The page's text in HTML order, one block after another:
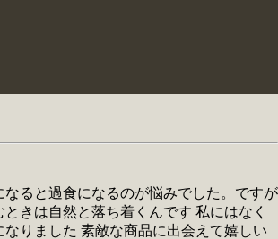
なると過食になるのが悩みでした。ですが
きは自然と落ち着くんです 私にはなく
なりました 素敵な商品に出会えて嬉しい